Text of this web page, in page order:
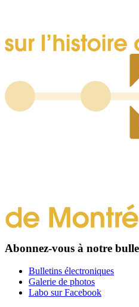
Abonnez-vous à notre
Bulletins électroniques
Galerie de photos
Labo sur Facebook